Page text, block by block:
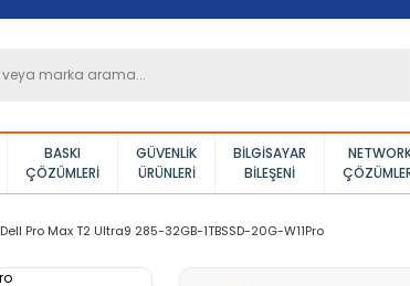
BASKI
ÇÖZÜMLERI
GÜVENLIK
ÜRÜNLERI
BILGISAYAR
BILEŞENI
Dell Pro Max T2 Ultra9 285-32GB-1TBSSD-20G-W11Pro